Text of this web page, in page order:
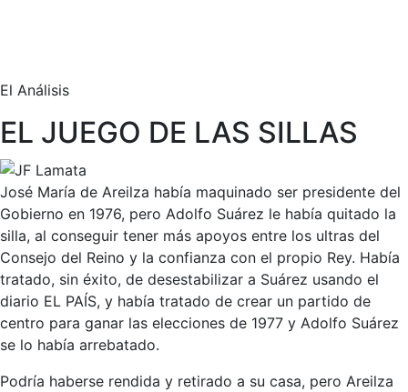
El Análisis
EL JUEGO DE LAS SILLAS
José María de Areilza había maquinado ser presidente del
Gobierno en 1976, pero Adolfo Suárez le había quitado la
silla, al conseguir tener más apoyos entre los ultras del
Consejo del Reino y la confianza con el propio Rey. Había
tratado, sin éxito, de desestabilizar a Suárez usando el
diario EL PAÍS, y había tratado de crear un partido de
centro para ganar las elecciones de 1977 y Adolfo Suárez
se lo había arrebatado.
Podría haberse rendida y retirado a su casa, pero Areilza